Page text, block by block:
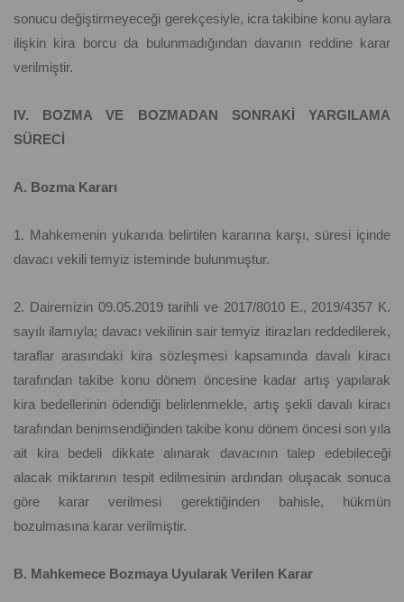
sonucu değiştirmeyeceği gerekçesiyle, icra takibine konu aylara
ilişkin kira borcu da bulunmadığından davanın reddine karar
verilmiştir.
IV. BOZMA VE BOZMADAN SONRAKİ YARGILAMA
SÜRECİ
A. Bozma Kararı
1. Mahkemenin yukarıda belirtilen kararına karşı, süresi içinde
davacı vekili temyiz isteminde bulunmuştur.
2. Dairemizin 09.05.2019 tarihli ve 2017/8010 E., 2019/4357 K.
sayılı ilamıyla; davacı vekilinin sair temyiz itirazları reddedilerek,
taraflar arasındaki kira sözleşmesi kapsamında davalı kiracı
tarafından takibe konu dönem öncesine kadar artış yapılarak
kira bedellerinin ödendiği belirlenmekle, artış şekli davalı kiracı
tarafından benimsendiğinden takibe konu dönem öncesi son yıla
ait kira bedeli dikkate alınarak davacının talep edebileceği
alacak miktarının tespit edilmesinin ardından oluşacak sonuca
göre karar verilmesi gerektiğinden bahisle, hükmün
bozulmasına karar verilmiştir.
B. Mahkemece Bozmaya Uyularak Verilen Karar